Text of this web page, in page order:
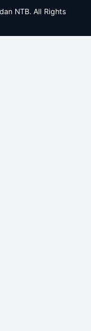
NTB. All Rights